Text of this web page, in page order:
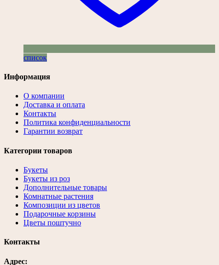
список
Информация
О компании
Доставка и оплата
Контакты
Политика конфиденциальности
Гарантии возврат
Категории товаров
Букеты
Букеты из роз
Дополнительные товары
Комнатные растения
Композиции из цветов
Подарочные корзины
Цветы поштучно
Контакты
Адрес: